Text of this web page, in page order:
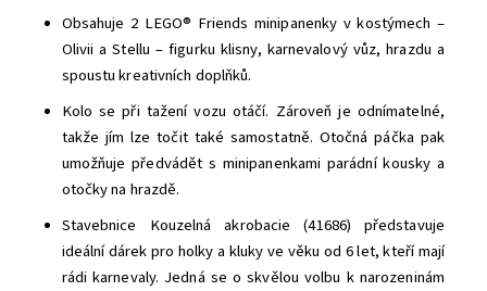
Obsahuje 2 LEGO® Friends minipanenky v kostýmech –
Olivii a Stellu – figurku klisny, karnevalový vůz, hrazdu a
spoustu kreativních doplňků.
Kolo se při tažení vozu otáčí. Zároveň je odnímatelné,
takže jím lze točit také samostatně. Otočná páčka pak
umožňuje předvádět s minipanenkami parádní kousky a
otočky na hrazdě.
Stavebnice Kouzelná akrobacie (41686) představuje
ideální dárek pro holky a kluky ve věku od 6 let, kteří mají
rádi karnevaly. Jedná se o skvělou volbu k narozeninám